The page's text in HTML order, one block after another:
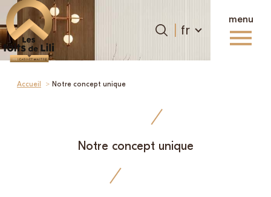
menu
fr
Accueil
Langue
Accueil Notre concept unique
Notre concept unique